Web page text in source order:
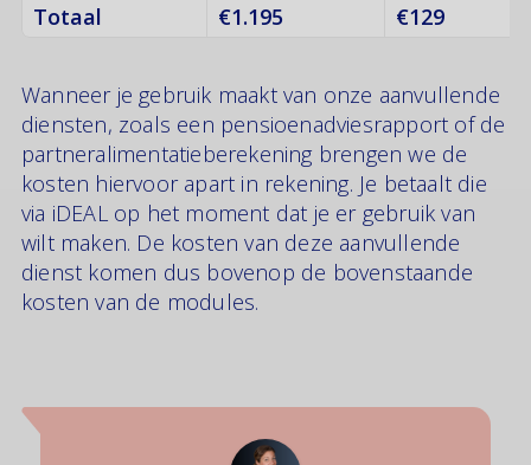
Totaal €1.195 €129
Wanneer je gebruik maakt van onze aanvullende
diensten, zoals een pensioenadviesrapport of de
partneralimentatieberekening brengen we de
kosten hiervoor apart in rekening. Je betaalt die
via iDEAL op het moment dat je er gebruik van
wilt maken. De kosten van deze aanvullende
dienst komen dus bovenop de bovenstaande
kosten van de modules.